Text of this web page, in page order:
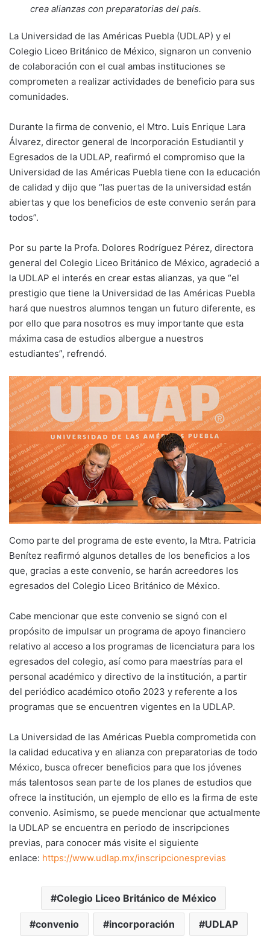
crea alianzas con preparatorias del país.
La Universidad de las Américas Puebla (UDLAP) y el
Colegio Liceo Británico de México, signaron un convenio
de colaboración con el cual ambas instituciones se
comprometen a realizar actividades de beneficio para sus
comunidades.
Durante la firma de convenio, el Mtro. Luis Enrique Lara
Álvarez, director general de Incorporación Estudiantil y
Egresados de la UDLAP, reafirmó el compromiso que la
Universidad de las Américas Puebla tiene con la educación
de calidad y dijo que “las puertas de la universidad están
abiertas y que los beneficios de este convenio serán para
todos”.
Por su parte la Profa. Dolores Rodríguez Pérez, directora
general del Colegio Liceo Británico de México, agradeció a
la UDLAP el interés en crear estas alianzas, ya que “el
prestigio que tiene la Universidad de las Américas Puebla
hará que nuestros alumnos tengan un futuro diferente, es
por ello que para nosotros es muy importante que esta
máxima casa de estudios albergue a nuestros
estudiantes”, refrendó.
Como parte del programa de este evento, la Mtra. Patricia
Benítez reafirmó algunos detalles de los beneficios a los
que, gracias a este convenio, se harán acreedores los
egresados del Colegio Liceo Británico de México.
Cabe mencionar que este convenio se signó con el
propósito de impulsar un programa de apoyo financiero
relativo al acceso a los programas de licenciatura para los
egresados del colegio, así como para maestrías para el
personal académico y directivo de la institución, a partir
del periódico académico otoño 2023 y referente a los
programas que se encuentren vigentes en la UDLAP.
La Universidad de las Américas Puebla comprometida con
la calidad educativa y en alianza con preparatorias de todo
México, busca ofrecer beneficios para que los jóvenes
más talentosos sean parte de los planes de estudios que
ofrece la institución, un ejemplo de ello es la firma de este
convenio. Asimismo, se puede mencionar que actualmente
la UDLAP se encuentra en periodo de inscripciones
previas, para conocer más visite el siguiente
enlace: https://www.udlap.mx/inscripcionesprevias
Colegio Liceo Británico de México
convenio incorporación UDLAP